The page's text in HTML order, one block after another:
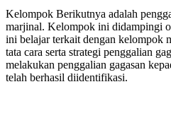
Kelompok Berikutnya adalah
marjinal. Kelompok ini didampingi
ini belajar terkait dengan kelompok
tata cara serta strategi penggalian
melakukan penggalian gagasan
telah berhasil diidentifikasi.